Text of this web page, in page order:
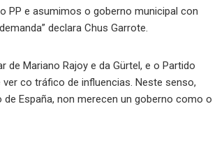
PP e asumimos o goberno municipal con
declara Chus Garrote.
de Mariano Rajoy e da Gürtel, e o Partido
co tráfico de influencias. Neste senso,
España, non merecen un goberno como o